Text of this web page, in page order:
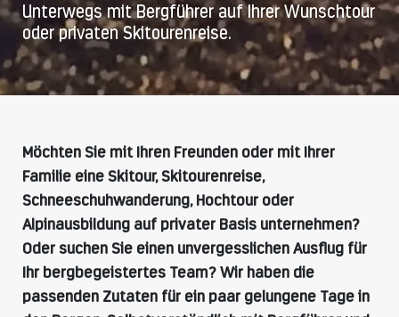
Unterwegs mit Bergführer auf Ihrer Wunschtour
oder privaten Skitourenreise.
Möchten Sie mit Ihren Freunden oder mit Ihrer
Familie eine Skitour, Skitourenreise,
Schneeschuhwanderung, Hochtour oder
Alpinausbildung auf privater Basis unternehmen?
Oder suchen Sie einen unvergesslichen Ausflug für
Ihr bergbegeistertes Team? Wir haben die
passenden Zutaten für ein paar gelungene Tage in